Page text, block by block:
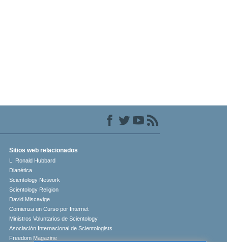
Sitios web relacionados
L. Ronald Hubbard
Dianética
Scientology Network
Scientology Religion
David Miscavige
Comienza un Curso por Internet
Ministros Voluntarios de Scientology
Asociación Internacional de Scientologists
Freedom Magazine